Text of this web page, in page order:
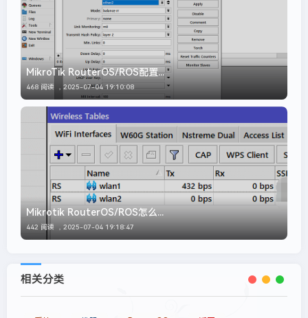
MikroTik RouterOS/ROS配置...
468 阅读 ， 2025-07-04 19:10:08
Mikrotik RouterOS/ROS怎么...
442 阅读 ， 2025-07-04 19:18:47
相关分类